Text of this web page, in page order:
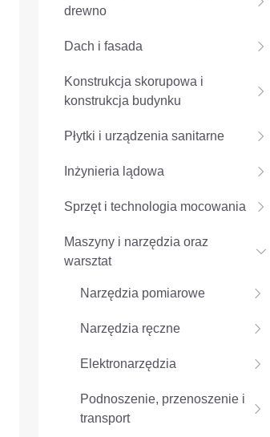
drewno
Dach i fasada
Konstrukcja skorupowa i
konstrukcja budynku
Płytki i urządzenia sanitarne
Inżynieria lądowa
Sprzęt i technologia mocowania
Maszyny i narzędzia oraz
warsztat
Narzędzia pomiarowe
Narzędzia ręczne
Elektronarzędzia
Podnoszenie, przenoszenie i
transport